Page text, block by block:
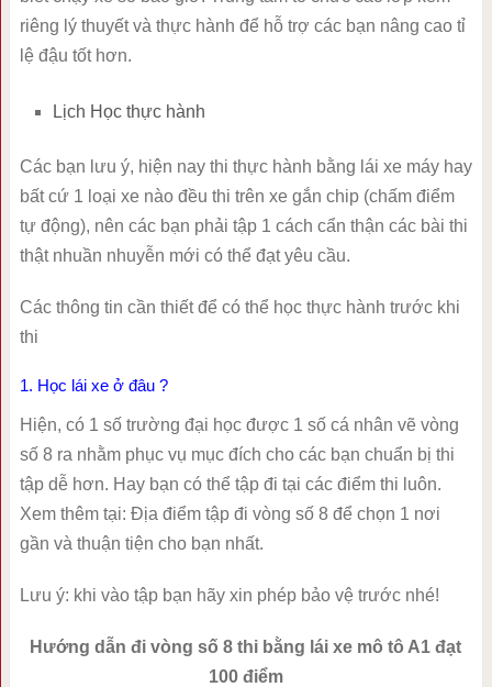
riêng lý thuyết và thực hành để hỗ trợ các bạn nâng cao tỉ
lệ đậu tốt hơn.
Lịch Học thực hành
Các bạn lưu ý, hiện nay thi thực hành bằng lái xe máy hay
bất cứ 1 loại xe nào đều thi trên xe gắn chip (chấm điểm
tự động), nên các bạn phải tập 1 cách cẩn thận các bài thi
thật nhuần nhuyễn mới có thể đạt yêu cầu.
Các thông tin cần thiết để có thể học thực hành trước khi
thi
1. Học lái xe ở đâu ?
Hiện, có 1 số trường đại học được 1 số cá nhân vẽ vòng
số 8 ra nhằm phục vụ mục đích cho các bạn chuẩn bị thi
tập dễ hơn. Hay bạn có thể tập đi tại các điểm thi luôn.
Xem thêm tại: Địa điểm tập đi vòng số 8 để chọn 1 nơi
gần và thuận tiện cho bạn nhất.
Lưu ý: khi vào tập bạn hãy xin phép bảo vệ trước nhé!
Hướng dẫn đi vòng số 8 thi bằng lái xe mô tô A1 đạt
100 điểm